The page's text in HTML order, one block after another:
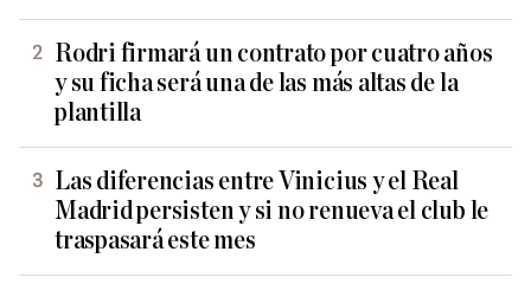
Rodri firmará un contrato por cuatro años
y su ficha será una de las más altas de la
plantilla
Las diferencias entre Vinicius y el Real
Madrid persisten y si no renueva el club le
traspasará este mes